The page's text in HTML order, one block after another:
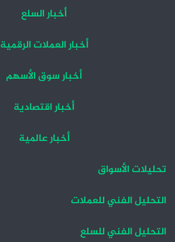
أخبار السلع
أخبار العملات الرقمية
أخبار سوق الأسهم
أخبار اقتصادية
أخبار عالمية
تحليلات الأسواق
التحليل الفني للعملات
التحليل الفني للسلع